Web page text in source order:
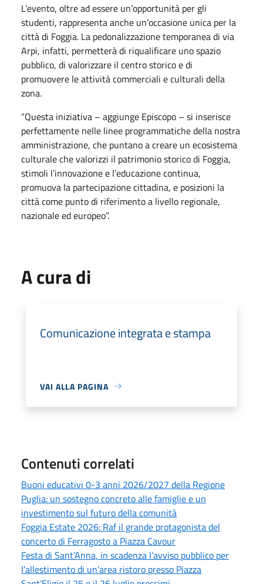
L’evento, oltre ad essere un’opportunità per gli
studenti, rappresenta anche un’occasione unica per la
città di Foggia. La pedonalizzazione temporanea di via
Arpi, infatti, permetterà di riqualificare uno spazio
pubblico, di valorizzare il centro storico e di
promuovere le attività commerciali e culturali della
zona.
“Questa iniziativa – aggiunge Episcopo – si inserisce
perfettamente nelle linee programmatiche della nostra
amministrazione, che puntano a creare un ecosistema
culturale che valorizzi il patrimonio storico di Foggia,
stimoli l’innovazione e l’educazione continua,
promuova la partecipazione cittadina, e posizioni la
città come punto di riferimento a livello regionale,
nazionale ed europeo”.
A cura di
Comunicazione integrata e stampa
VAI ALLA PAGINA
Contenuti correlati
Buoni educativi 0-3 anni 2026/2027 della Regione
Puglia: un sostegno concreto alle famiglie e un
investimento sul futuro della comunità
Foggia Estate 2026: Raf il grande protagonista del
concerto di Ferragosto a Piazza Cavour
Festa di Sant’Anna, in scadenza l’avviso pubblico per
l’allestimento di un’area ristoro presso Piazza